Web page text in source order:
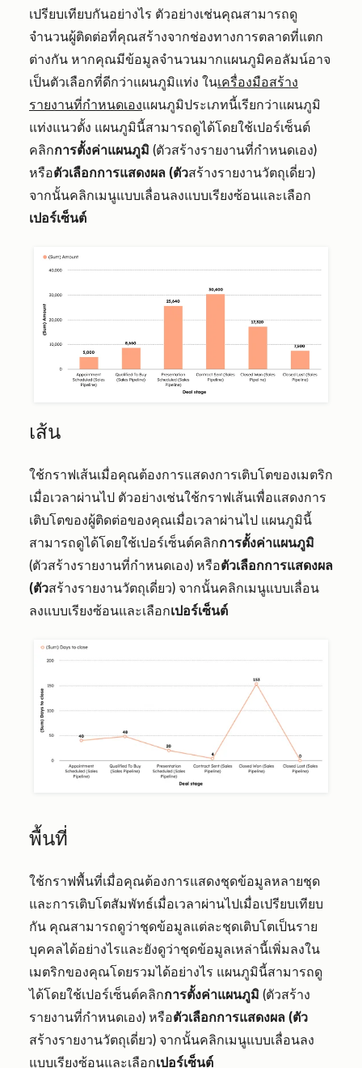
เปรียบเทียบกันอย่างไร ตัวอย่างเช่นคุณสามารถดู
จำนวนผู้ติดต่อที่คุณสร้างจากช่องทางการตลาดที่แตก
ต่างกัน หากคุณมีข้อมูลจำนวนมากแผนภูมิคอลัมน์อาจ
เป็นตัวเลือกที่ดีกว่าแผนภูมิแท่ง ในเครื่องมือสร้าง
รายงานที่กำหนดเองแผนภูมิประเภทนี้เรียกว่าแผนภูมิ
แท่งแนวตั้ง แผนภูมินี้สามารถดูได้โดยใช้เปอร์เซ็นต์
คลิกการตั้งค่าแผนภูมิ (ตัวสร้างรายงานที่กำหนดเอง)
หรือตัวเลือกการแสดงผล (ตัวสร้างรายงานวัตถุเดี่ยว)
จากนั้นคลิกเมนูแบบเลื่อนลงแบบเรียงซ้อนและเลือก
เปอร์เซ็นต์
เส้น
ใช้กราฟเส้นเมื่อคุณต้องการแสดงการเติบโตของเมตริก
เมื่อเวลาผ่านไป ตัวอย่างเช่นใช้กราฟเส้นเพื่อแสดงการ
เติบโตของผู้ติดต่อของคุณเมื่อเวลาผ่านไป แผนภูมินี้
สามารถดูได้โดยใช้เปอร์เซ็นต์คลิกการตั้งค่าแผนภูมิ
(ตัวสร้างรายงานที่กำหนดเอง) หรือตัวเลือกการแสดงผล
(ตัวสร้างรายงานวัตถุเดี่ยว) จากนั้นคลิกเมนูแบบเลื่อน
ลงแบบเรียงซ้อนและเลือกเปอร์เซ็นต์
พื้นที่
ใช้กราฟพื้นที่เมื่อคุณต้องการแสดงชุดข้อมูลหลายชุด
และการเติบโตสัมพัทธ์เมื่อเวลาผ่านไปเมื่อเปรียบเทียบ
กัน คุณสามารถดูว่าชุดข้อมูลแต่ละชุดเติบโตเป็นราย
บุคคลได้อย่างไรและยังดูว่าชุดข้อมูลเหล่านี้เพิ่มลงใน
เมตริกของคุณโดยรวมได้อย่างไร แผนภูมินี้สามารถดู
ได้โดยใช้เปอร์เซ็นต์คลิกการตั้งค่าแผนภูมิ (ตัวสร้าง
รายงานที่กำหนดเอง) หรือตัวเลือกการแสดงผล (ตัว
สร้างรายงานวัตถุเดี่ยว) จากนั้นคลิกเมนูแบบเลื่อนลง
แบบเรียงซ้อนและเลือกเปอร์เซ็นต์